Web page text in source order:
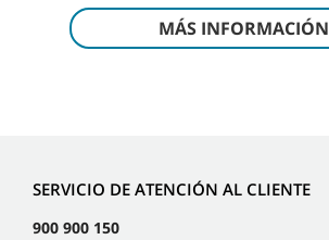
MÁS INFORMACIÓN
SERVICIO DE ATENCIÓN AL CLIENTE
900 900 150